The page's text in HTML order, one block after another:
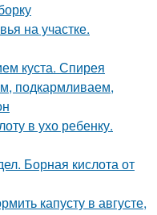
на участке.
куста. Спирея
подкармливаем,
в ухо ребенку.
Борная кислота от
капусту в августе,